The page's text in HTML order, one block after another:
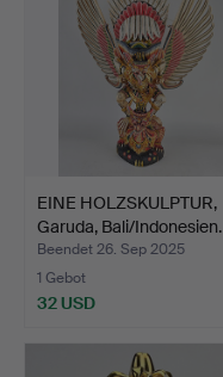
EINE HOLZSKULPTUR,
Garuda, Bali/Indonesien.
Beendet 26. Sep 2025
1 Gebot
32 USD